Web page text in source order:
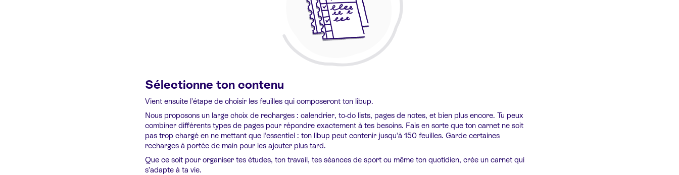
Sélectionne ton contenu
Vient ensuite l’étape de choisir les feuilles qui composeront ton libup.
Nous proposons un large choix de recharges : calendrier, to-do lists, pages de notes, et bien plus encore. Tu peux
combiner différents types de pages pour répondre exactement à tes besoins. Fais en sorte que ton carnet ne soit
pas trop chargé en ne mettant que l’essentiel : ton libup peut contenir jusqu’à 150 feuilles. Garde certaines
recharges à portée de main pour les ajouter plus tard.
Que ce soit pour organiser tes études, ton travail, tes séances de sport ou même ton quotidien, crée un carnet qui
s’adapte à ta vie.